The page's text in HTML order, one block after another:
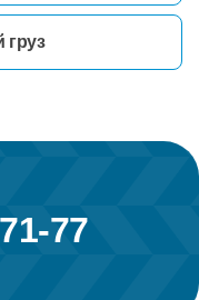
груз
77